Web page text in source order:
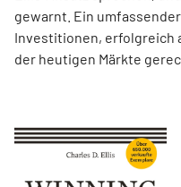
gewarnt. Ein
Investitionen, erfolgreich
der heutigen Märkte